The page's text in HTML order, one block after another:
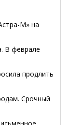
М» на
В феврале
продлить
Срочный